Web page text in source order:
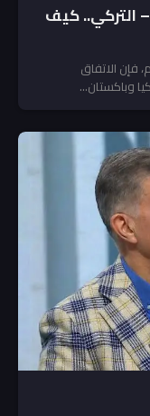
التركي.. كيف
فإن الاتفاق
وباكستان...